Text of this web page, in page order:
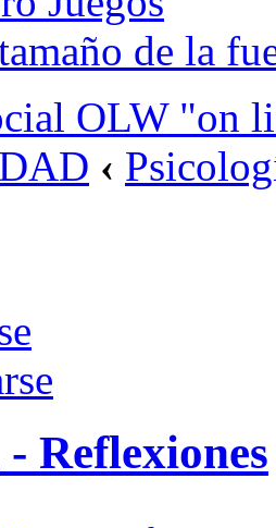
de la
OLW "on
‹
Reflexiones